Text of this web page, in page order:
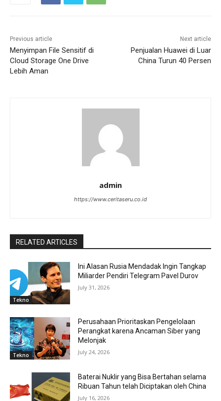
Previous article
Menyimpan File Sensitif di
Cloud Storage One Drive
Lebih Aman
Next article
Penjualan Huawei di Luar
China Turun 40 Persen
admin
https://www.ceritaseru.co.id
RELATED ARTICLES
Tekno
Ini Alasan Rusia Mendadak Ingin Tangkap
Miliarder Pendiri Telegram Pavel Durov
July 31, 2026
Tekno
Perusahaan Prioritaskan Pengelolaan
Perangkat karena Ancaman Siber yang
Melonjak
July 24, 2026
Baterai Nuklir yang Bisa Bertahan selama
Ribuan Tahun telah Diciptakan oleh China
July 16, 2026